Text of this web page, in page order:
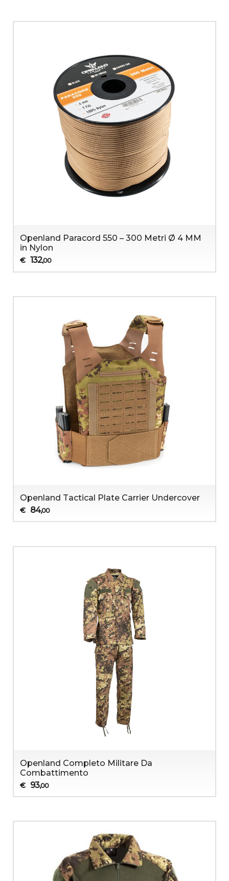
Openland Paracord 550 – 300 Metri Ø 4 MM
in Nylon
€ 132,00
Openland Tactical Plate Carrier Undercover
€ 84,00
Openland Completo Militare Da
Combattimento
€ 93,00